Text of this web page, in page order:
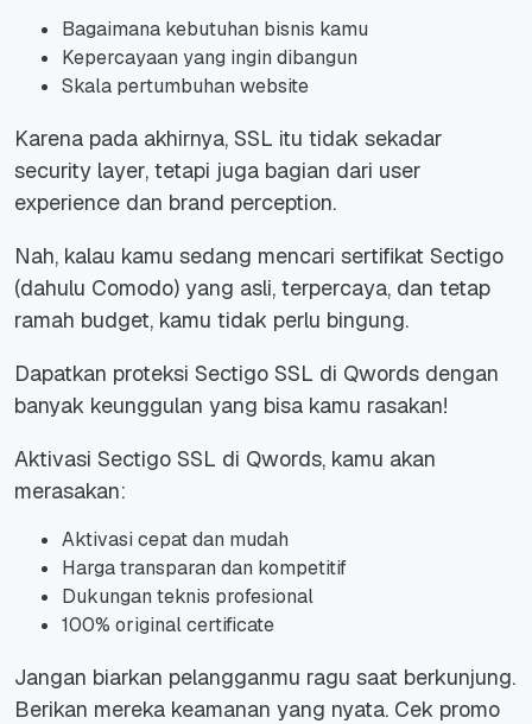
Bagaimana kebutuhan bisnis kamu
Kepercayaan yang ingin dibangun
Skala pertumbuhan website
Karena pada akhirnya, SSL itu tidak sekadar
security layer, tetapi juga bagian dari user
experience dan brand perception.
Nah, kalau kamu sedang mencari sertifikat Sectigo
(dahulu Comodo) yang asli, terpercaya, dan tetap
ramah budget, kamu tidak perlu bingung.
Dapatkan proteksi Sectigo SSL di Qwords dengan
banyak keunggulan yang bisa kamu rasakan!
Aktivasi Sectigo SSL di Qwords, kamu akan
merasakan:
Aktivasi cepat dan mudah
Harga transparan dan kompetitif
Dukungan teknis profesional
100% original certificate
Jangan biarkan pelangganmu ragu saat berkunjung.
Berikan mereka keamanan yang nyata. Cek promo